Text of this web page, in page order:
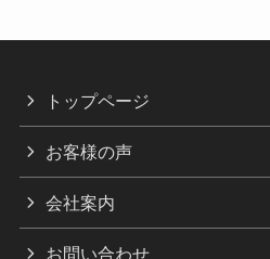
トップページ
お客様の声
会社案内
お問い合わせ